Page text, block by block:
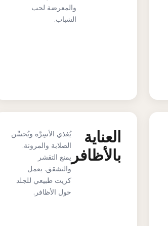
والمعرضة لحب
الشباب.
العناية
بالأظافر
يُغذي الأسِرَّة ويُحسِّن
الصلابة والمرونة.
يمنع التقشر
والتشقق. يعمل
كزيت طبيعي للجلد
حول الأظافر.